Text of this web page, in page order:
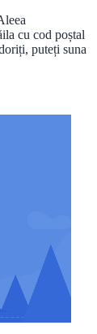
cu cod poștal
puteți suna